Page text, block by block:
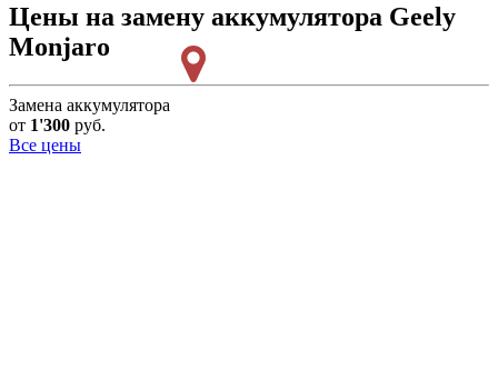
Цены на замену аккумулятора Geely
Monjaro
Замена аккумулятора
от 1'300 руб.
Все цены